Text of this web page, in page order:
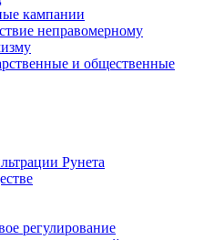
кампании
неправомерному
и общественные
Рунета
регулирование